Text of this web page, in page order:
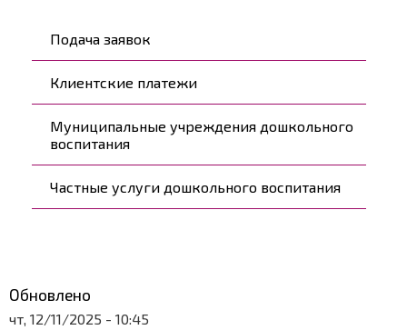
Päävalikko
Подача заявок
Клиентские платежи
Муниципальные учреждения дошкольного
воспитания
Частные услуги дошкольного воспитания
Обновлено
чт, 12/11/2025 - 10:45